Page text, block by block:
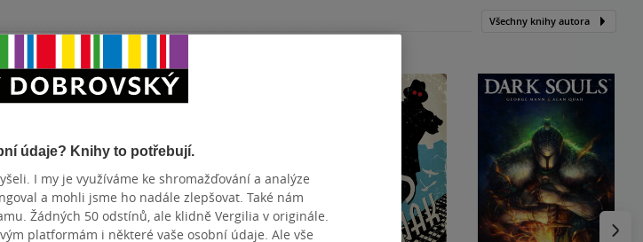
Všechny knihy autora
údaje? Knihy to potřebují.
I my je využíváme ke shromažďování a analýze
a mohli jsme ho nadále zlepšovat. Také nám
Žádných 50 odstínů, ale klidně Vergilia v originále.
platformám i některé vaše osobní údaje. Ale vše